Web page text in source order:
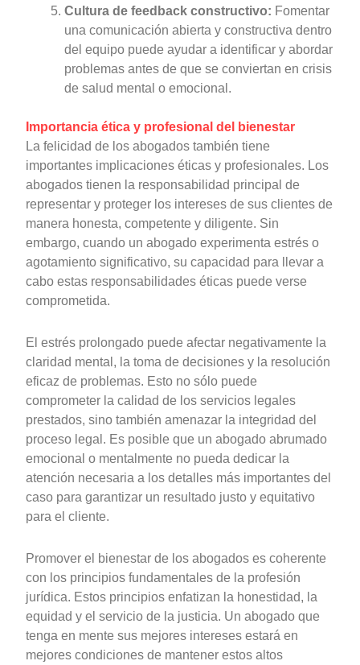
Cultura de feedback constructivo: Fomentar
una comunicación abierta y constructiva dentro
del equipo puede ayudar a identificar y abordar
problemas antes de que se conviertan en crisis
de salud mental o emocional.
Importancia ética y profesional del bienestar
La felicidad de los abogados también tiene
importantes implicaciones éticas y profesionales. Los
abogados tienen la responsabilidad principal de
representar y proteger los intereses de sus clientes de
manera honesta, competente y diligente. Sin
embargo, cuando un abogado experimenta estrés o
agotamiento significativo, su capacidad para llevar a
cabo estas responsabilidades éticas puede verse
comprometida.
El estrés prolongado puede afectar negativamente la
claridad mental, la toma de decisiones y la resolución
eficaz de problemas. Esto no sólo puede
comprometer la calidad de los servicios legales
prestados, sino también amenazar la integridad del
proceso legal. Es posible que un abogado abrumado
emocional o mentalmente no pueda dedicar la
atención necesaria a los detalles más importantes del
caso para garantizar un resultado justo y equitativo
para el cliente.
Promover el bienestar de los abogados es coherente
con los principios fundamentales de la profesión
jurídica. Estos principios enfatizan la honestidad, la
equidad y el servicio de la justicia. Un abogado que
tenga en mente sus mejores intereses estará en
mejores condiciones de mantener estos altos